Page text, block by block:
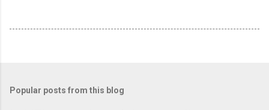
Popular posts from this blog